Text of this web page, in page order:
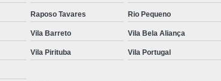
Instalação de Maquina de Lavar Roupa
Instalação Eletrica Maquina de Lavar Roupa
Instalação Maquina de Lavar Samsung
Raposo Tavares Rio Pequeno
Vila Barreto Vila Bela Aliança
Vila Pirituba Vila Portugal